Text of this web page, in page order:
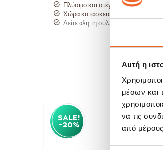
Αυτή η
μέσων και
να τις
από
Πλύσιμο και στέγνωμα αμέσως.
Χώρα κατασκευής Ιταλία.
Δείτε όλη τη συλλογή Techna εδώ:
SALE!
-20%